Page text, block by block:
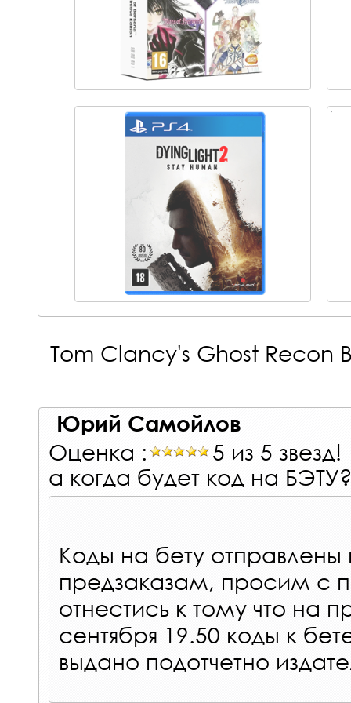
Tom Clancy's Ghost Recon
Юрий Самойлов
Оценка :
5 из 5 звезд!
а когда будет код на
Коды на бету
предзаказам, просим с
отнестись к тому что на
сентября 19.50 коды к
выдано подотчетно